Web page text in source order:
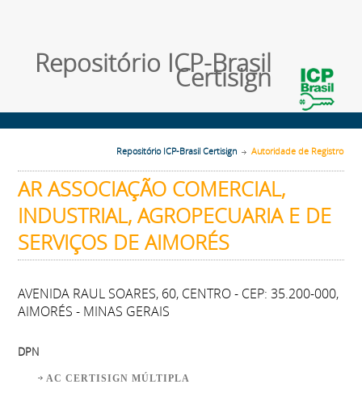
Repositório ICP-Brasil
Certisign
Repositório ICP-Brasil Certisign Autoridade de Registro
AR ASSOCIAÇÃO COMERCIAL,
INDUSTRIAL, AGROPECUARIA E DE
SERVIÇOS DE AIMORÉS
AVENIDA RAUL SOARES, 60, CENTRO - CEP: 35.200-000,
AIMORÉS - MINAS GERAIS
DPN
AC CERTISIGN MÚLTIPLA